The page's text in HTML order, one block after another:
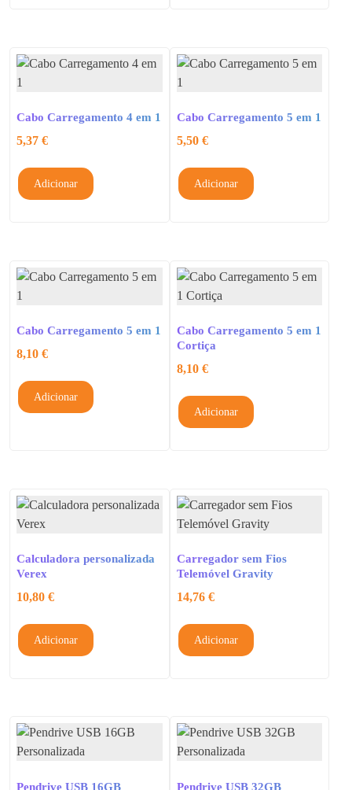
Cabo Carregamento 4 em 1
5,37 €
Adicionar
Cabo Carregamento 5 em 1
5,50 €
Adicionar
Cabo Carregamento 5 em 1
8,10 €
Adicionar
Cabo Carregamento 5 em 1
Cortiça
8,10 €
Adicionar
Calculadora personalizada
Verex
10,80 €
Adicionar
Carregador sem Fios
Telemóvel Gravity
14,76 €
Adicionar
Pendrive USB 16GB Pendrive USB 32GB